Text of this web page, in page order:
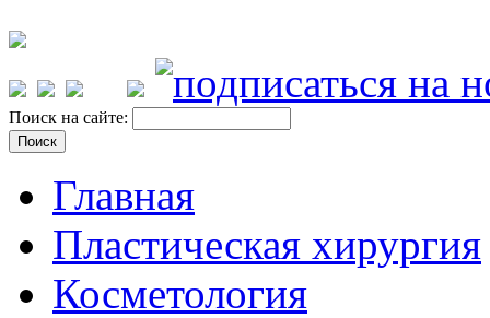
Поиск на сайте:
Главная
Пластическая хирургия
Косметология